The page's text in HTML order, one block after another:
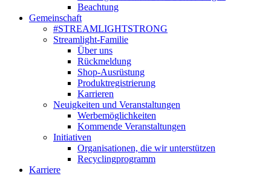
Beachtung
Gemeinschaft
#STREAMLIGHTSTRONG
Streamlight-Familie
Über uns
Rückmeldung
Shop-Ausrüstung
Produktregistrierung
Karrieren
Neuigkeiten und Veranstaltungen
Werbemöglichkeiten
Kommende Veranstaltungen
Initiativen
Organisationen, die wir unterstützen
Recyclingprogramm
Karriere